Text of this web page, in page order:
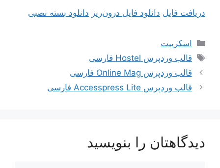
دریافت فایل دانلود فایل درون‌ریز دانلود بسته نصبی
دسته‌ها
اسکریپت
برچسب‌ها
قالب وردپرس Hostel فارسی
قالب وردپرس Online Mag فارسی
قالب وردپرس Accesspress Lite فارسی
دیدگاهتان را بنویسید